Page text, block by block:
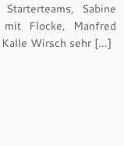
Sabine
Flocke, Manfred
Wirsch sehr […]